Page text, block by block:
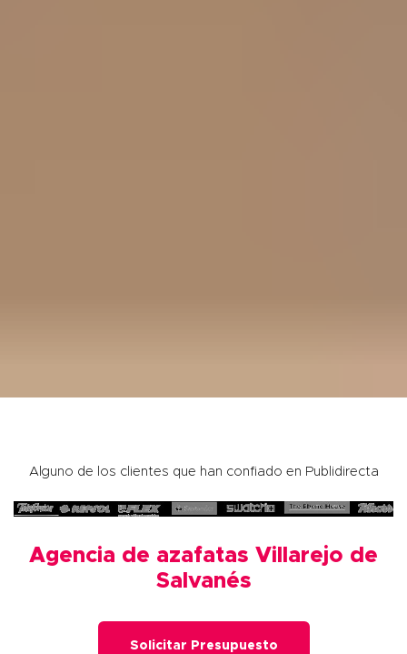
Alguno de los clientes que han confiado en Publidirecta
Agencia de azafatas Villarejo de
Salvanés
Solicitar Presupuesto